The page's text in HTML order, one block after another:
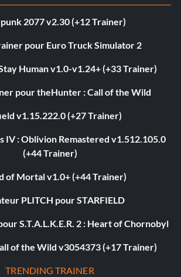
2077 v2.30 (+12 Trainer)
pour Euro Truck Simulator 2
Human v1.0-v1.24+ (+33 Trainer)
pour theHunter : Call of the Wild
v1.15.222.0 (+27 Trainer)
IV : Oblivion Remastered v1.512.105.0
(+44 Trainer)
of Mortal v1.0+ (+44 Trainer)
PLITCH pour STARFIELD
S.T.A.L.K.E.R. 2 : Heart of Chornobyl
of the Wild v3054373 (+17 Trainer)
TRENDING TRAINER